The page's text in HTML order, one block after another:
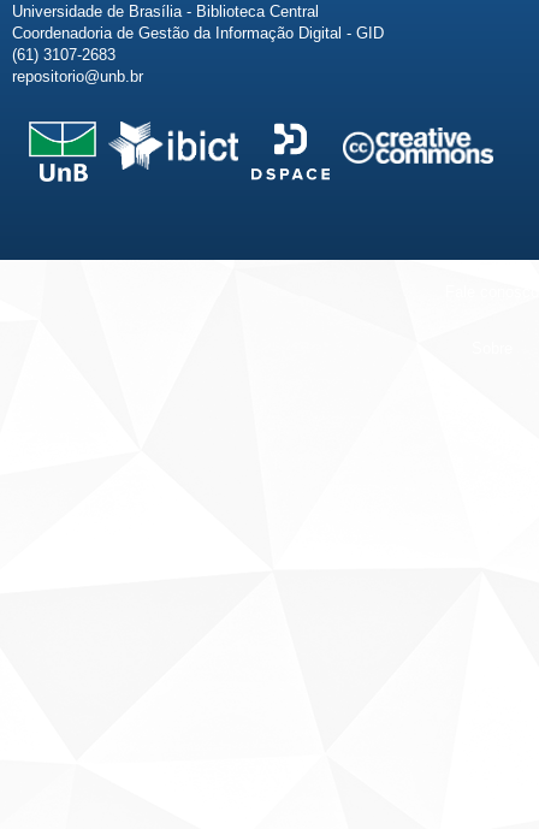
Universidade de Brasília - Biblioteca Central
Coordenadoria de Gestão da Informação Digital - GID
(61) 3107-2683
repositorio@unb.br